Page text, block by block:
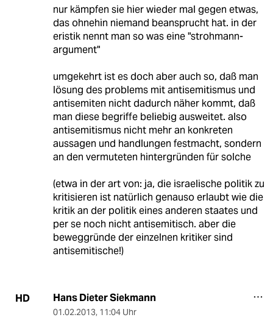
nur kämpfen sie hier wieder mal gegen etwas,
das ohnehin niemand beansprucht hat. in der
eristik nennt man so was eine "strohmann-
argument"
umgekehrt ist es doch aber auch so, daß man
lösung des problems mit antisemitismus und
antisemiten nicht dadurch näher kommt, daß
man diese begriffe beliebig ausweitet. also
antisemitismus nicht mehr an konkreten
aussagen und handlungen festmacht, sondern
an den vermuteten hintergründen für solche
(etwa in der art von: ja, die israelische politik zu
kritisieren ist natürlich genauso erlaubt wie die
kritik an der politik eines anderen staates und
per se noch nicht antisemitisch. aber die
beweggründe der einzelnen kritiker sind
antisemitische!)
HD Hans Dieter Siekmann
01.02.2013, 11:04 Uhr